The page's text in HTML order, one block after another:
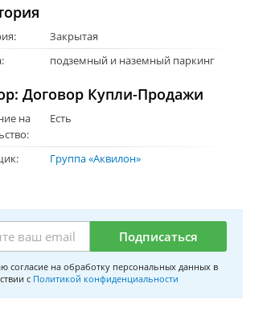
Закрытая
подземный и наземный паркинг
Договор Купли-Продажи
на
Есть
Группа «Аквилон»
Подписаться
согласие на обработку персональных данных в
с Политикой конфиденциальности